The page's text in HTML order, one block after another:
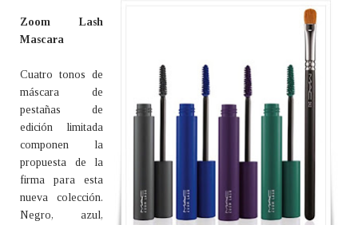
Zoom Lash
Mascara
Cuatro tonos de
máscara de
pestañas de
edición limitada
componen la
propuesta de la
firma para esta
nueva colección.
Negro, azul,